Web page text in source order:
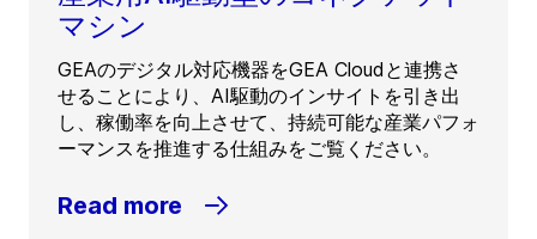
マシン
GEAのデジタル対応機器をGEA Cloudと連携さ
せることにより、AI駆動のインサイトを引き出
し、稼働率を向上させて、持続可能な産業パフォ
ーマンスを推進する仕組みをご覧ください。
Read more